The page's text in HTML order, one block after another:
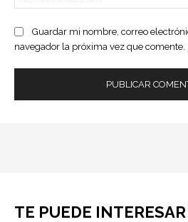
Guardar mi nombre, correo
navegador la próxima vez que comente.
TE PUEDE INTERESAR